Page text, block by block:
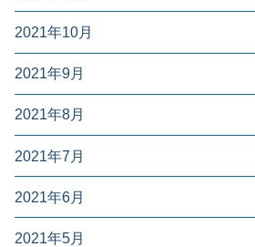
2021年10月
2021年9月
2021年8月
2021年7月
2021年6月
2021年5月